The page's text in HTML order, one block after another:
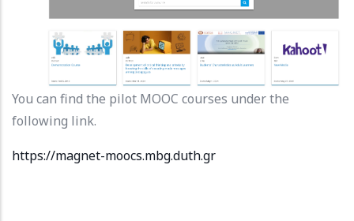
You can find the pilot MOOC courses under the
following link.
https://magnet-moocs.mbg.duth.gr